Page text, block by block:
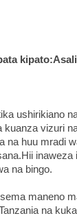
ushirikiano
kuanza vizuri
na huu mradi
na bingo.
maneno
na